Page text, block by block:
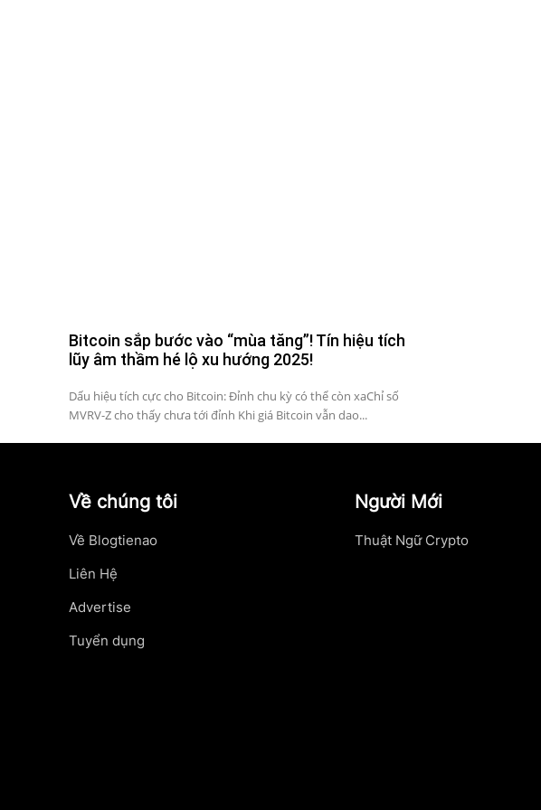
Bitcoin sắp bước vào “mùa tăng”! Tín hiệu tích
lũy âm thầm hé lộ xu hướng 2025!
Dấu hiệu tích cực cho Bitcoin: Đỉnh chu kỳ có thể còn xaChỉ số
MVRV-Z cho thấy chưa tới đỉnh Khi giá Bitcoin vẫn dao...
Về chúng tôi
Về Blogtienao
Liên Hệ
Advertise
Tuyển dụng
Người Mới
Thuật Ngữ Crypto